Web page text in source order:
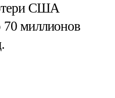
США
70 миллионов